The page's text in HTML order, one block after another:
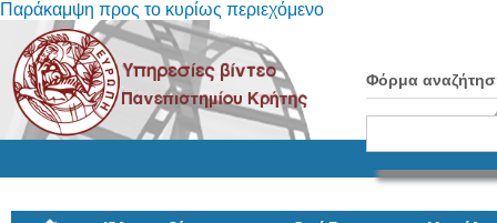
Παράκαμψη προς το κυρίως περιεχόμενο
Φόρμα